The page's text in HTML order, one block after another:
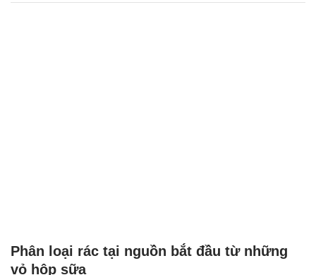
Phân loại rác tại nguồn bắt đầu từ những
vỏ hộp sữa